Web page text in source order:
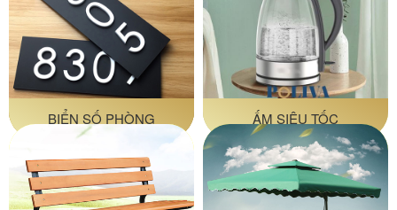
BIỂN SỐ PHÒNG ẤM SIÊU TỐC